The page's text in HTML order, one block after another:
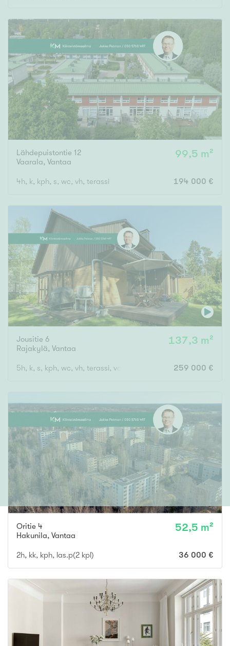
Lähdepuistontie 12
Vaarala, Vantaa
99,5 m²
4h, k, kph, s, wc, vh, terassi 194 000 €
Jousitie 6
Rajakylä, Vantaa
137,3 m²
5h, k, s, kph, wc, vh, terassi, var, ak 259 000 €
Oritie 4
Hakunila, Vantaa
52,5 m²
2h, kk, kph, las.p(2 kpl) 36 000 €